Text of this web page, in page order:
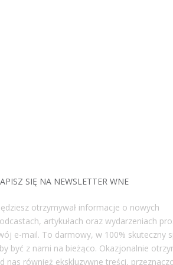
SIĘ NA NEWSLETTER WNE
otrzymywał informacje o nowych
artykułach oraz wydarzeniach
e-mail. To darmowy, w 100% skuteczny
być z nami na bieżąco. Okazjonalnie
nas również ekskluzywne treści,